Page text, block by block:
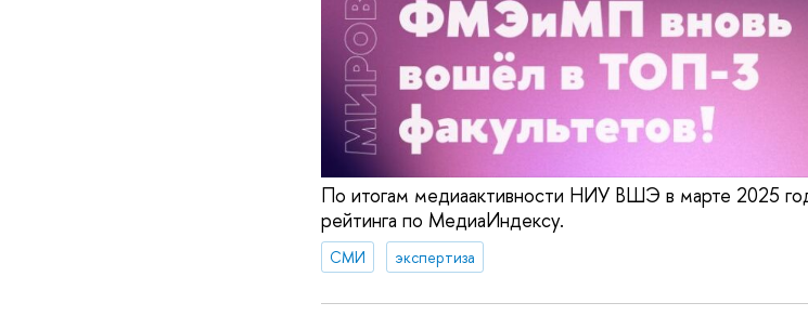
По итогам медиаактивности НИУ ВШЭ в марте
рейтинга по МедиаИндексу.
СМИ экспертиза